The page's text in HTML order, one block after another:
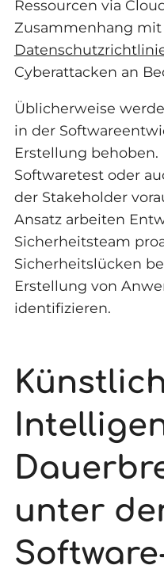
Ressourcen via
Zusammenhang
Cyberattacken an
Üblicherweise
in der
Erstellung
Softwaretest oder
der Stakeholder
Ansatz arbeiten
Sicherheitsteam
Sicherheitslücken
Erstellung von
identifizieren.
unter